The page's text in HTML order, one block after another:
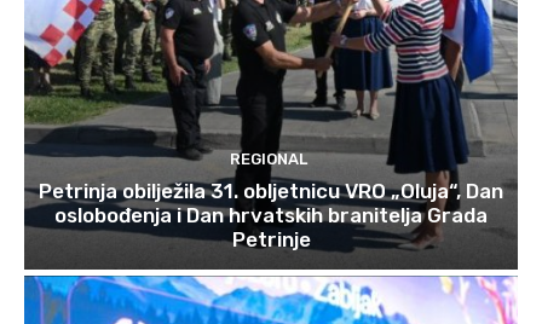
REGIONAL
Petrinja obilježila 31. obljetnicu VRO „Oluja“, Dan
oslobođenja i Dan hrvatskih branitelja Grada
Petrinje